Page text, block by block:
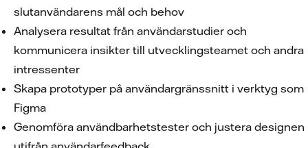
slutanvändarens mål och behov
Analysera resultat från användarstudier och
kommunicera insikter till utvecklingsteamet och andra
intressenter
Skapa prototyper på användargränssnitt i verktyg som
Figma
Genomföra användbarhetstester och justera designen